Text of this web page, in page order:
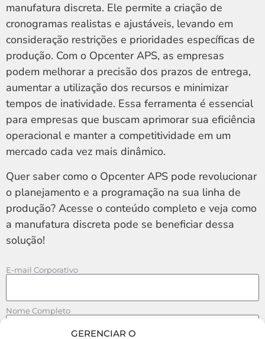
GERENCIAR O
manufatura discreta. Ele permite a criação de
cronogramas realistas e ajustáveis, levando em
consideração restrições e prioridades específicas de
produção. Com o Opcenter APS, as empresas
podem melhorar a precisão dos prazos de entrega,
aumentar a utilização dos recursos e minimizar
tempos de inatividade. Essa ferramenta é essencial
para empresas que buscam aprimorar sua eficiência
operacional e manter a competitividade em um
mercado cada vez mais dinâmico.
Quer saber como o Opcenter APS pode revolucionar
o planejamento e a programação na sua linha de
produção? Acesse o conteúdo completo e veja como
a manufatura discreta pode se beneficiar dessa
solução!
E-mail Corporativo
Nome Completo